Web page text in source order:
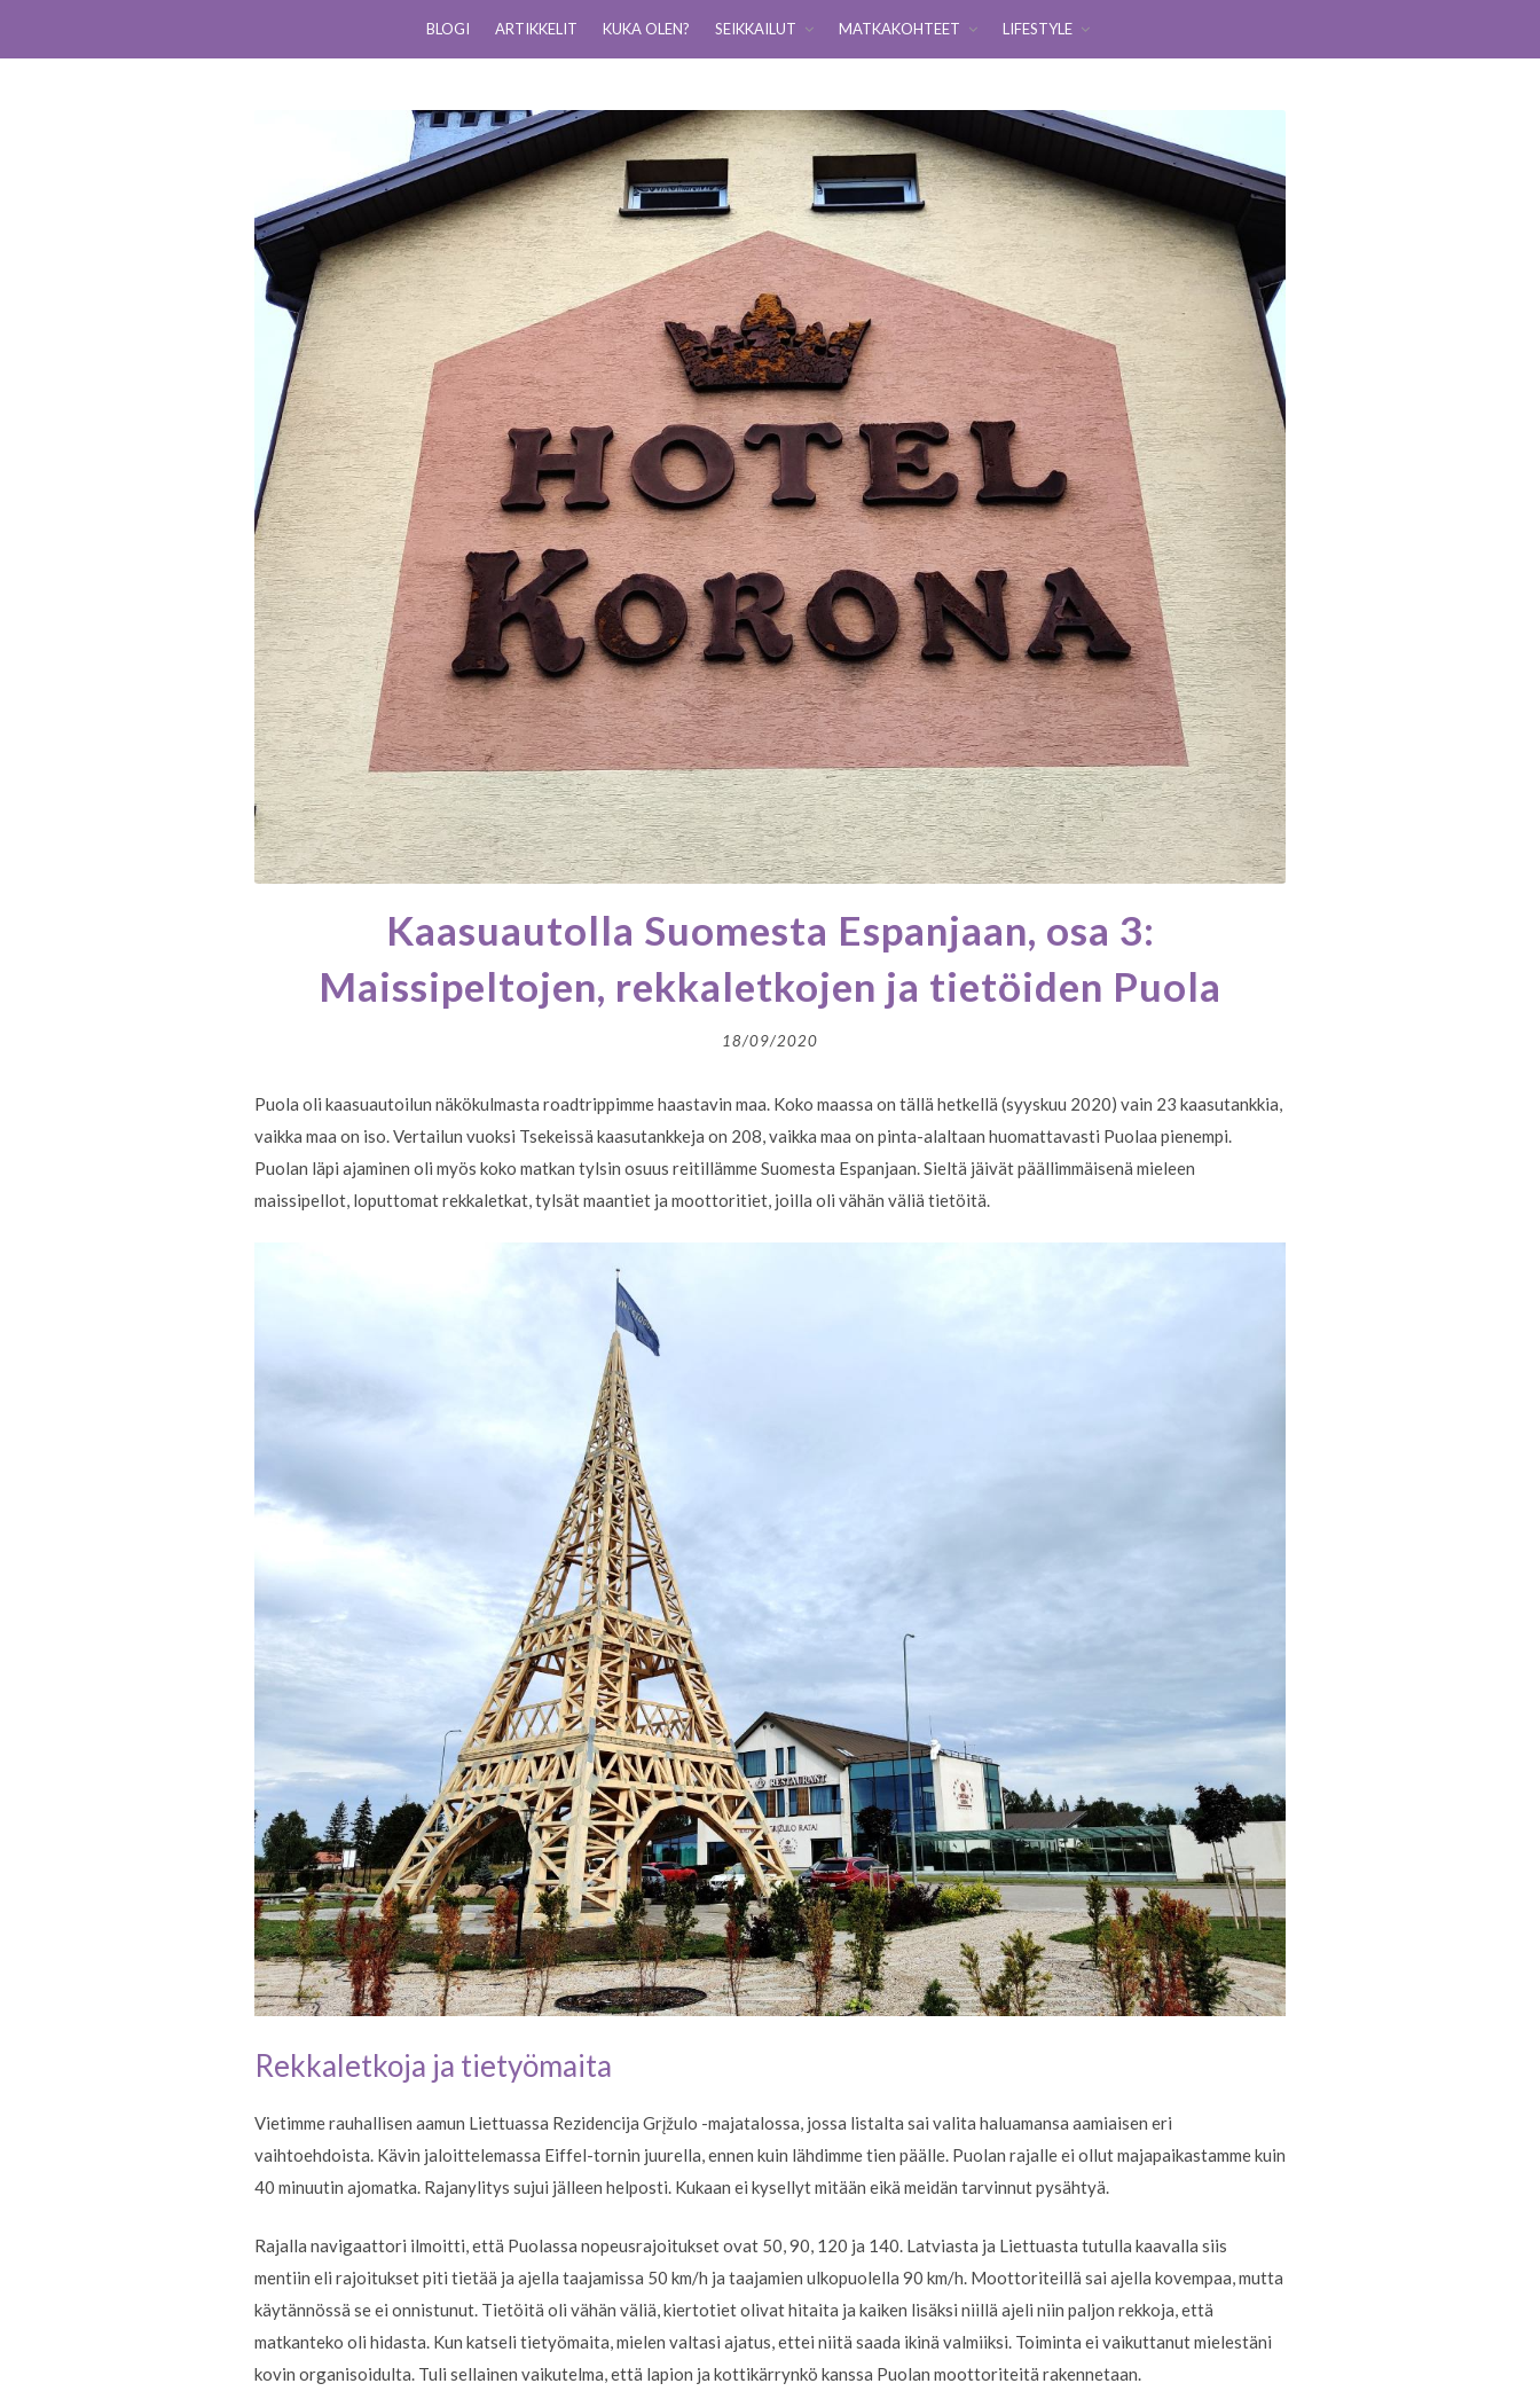
BLOGI ARTIKKELIT KUKA OLEN? SEIKKAILUT MATKAKOHTEET LIFESTYLE
Kaasuautolla Suomesta Espanjaan, osa 3:
Maissipeltojen, rekkaletkojen ja tietöiden Puola
18/09/2020
Puola oli kaasuautoilun näkökulmasta roadtrippimme haastavin maa. Koko maassa on tällä hetkellä (syyskuu 2020) vain 23 kaasutankkia,
vaikka maa on iso. Vertailun vuoksi Tsekeissä kaasutankkeja on 208, vaikka maa on pinta-alaltaan huomattavasti Puolaa pienempi.
Puolan läpi ajaminen oli myös koko matkan tylsin osuus reitillämme Suomesta Espanjaan. Sieltä jäivät päällimmäisenä mieleen
maissipellot, loputtomat rekkaletkat, tylsät maantiet ja moottoritiet, joilla oli vähän väliä tietöitä.
Rekkaletkoja ja tietyömaita
Vietimme rauhallisen aamun Liettuassa Rezidencija Grįžulo -majatalossa, jossa listalta sai valita haluamansa aamiaisen eri
vaihtoehdoista. Kävin jaloittelemassa Eiffel-tornin juurella, ennen kuin lähdimme tien päälle. Puolan rajalle ei ollut majapaikastamme kuin
40 minuutin ajomatka. Rajanylitys sujui jälleen helposti. Kukaan ei kysellyt mitään eikä meidän tarvinnut pysähtyä.
Rajalla navigaattori ilmoitti, että Puolassa nopeusrajoitukset ovat 50, 90, 120 ja 140. Latviasta ja Liettuasta tutulla kaavalla siis
mentiin eli rajoitukset piti tietää ja ajella taajamissa 50 km/h ja taajamien ulkopuolella 90 km/h. Moottoriteillä sai ajella kovempaa, mutta
käytännössä se ei onnistunut. Tietöitä oli vähän väliä, kiertotiet olivat hitaita ja kaiken lisäksi niillä ajeli niin paljon rekkoja, että
matkanteko oli hidasta. Kun katseli tietyömaita, mielen valtasi ajatus, ettei niitä saada ikinä valmiiksi. Toiminta ei vaikuttanut mielestäni
kovin organisoidulta. Tuli sellainen vaikutelma, että lapion ja kottikärrynkö kanssa Puolan moottoriteitä rakennetaan.